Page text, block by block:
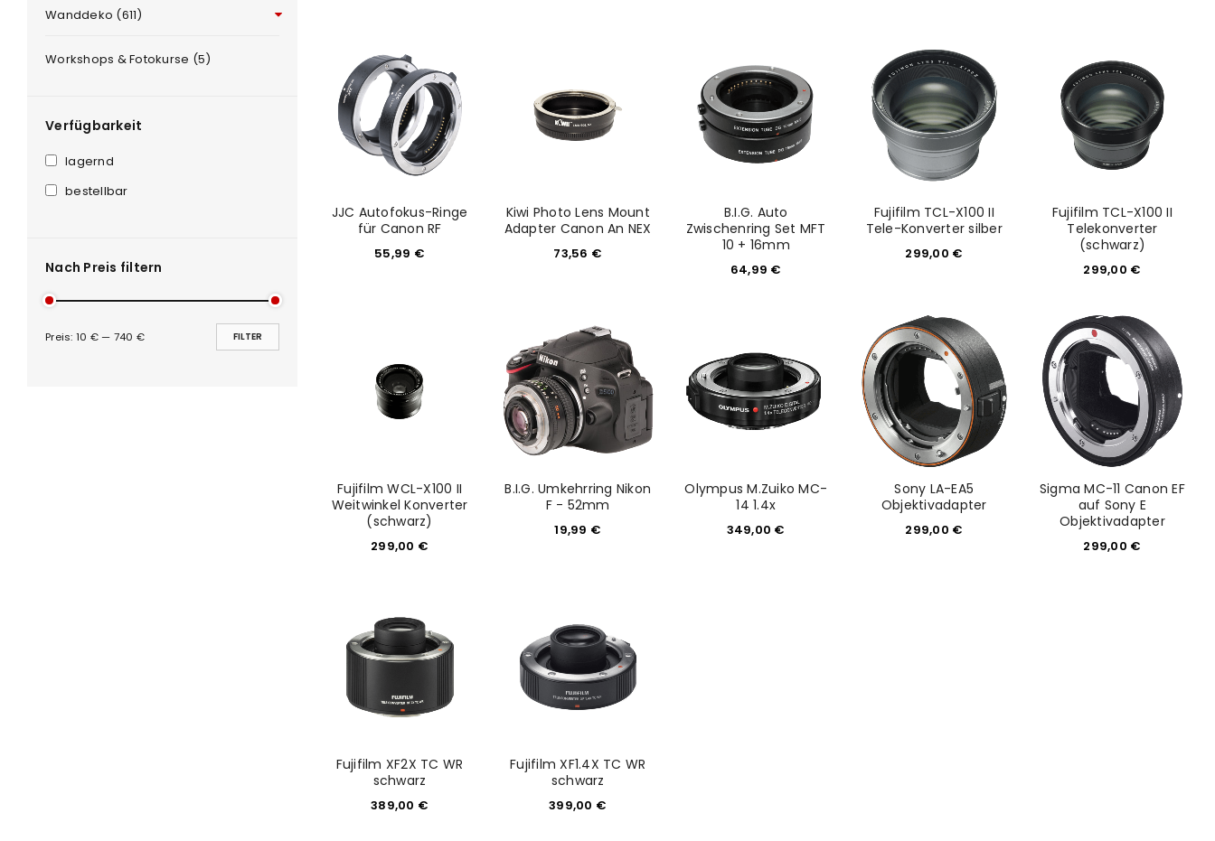
Anmeldeformular geschützt durch
WP Captcha
Angemeldet bleiben
NEWSLETTER ABONNIEREN
Please select all the ways you would like to hear from us
Ich stimme zu
Datenschutzerklärung. *
REGISTRIEREN
Wanddeko (611)
Workshops & Fotokurse (5)
Verfügbarkeit
lagernd
bestellbar
Nach Preis filtern
FILTER
Preis: 10 €— 740 €
JJC Autofokus-Ringe
für Canon RF
55,99 €
Kiwi Photo Lens Mount
Adapter Canon An NEX
73,56 €
B.I.G. Auto
Zwischenring Set MFT
10 + 16mm
64,99 €
Fujifilm TCL-X100 II
Tele-Konverter silber
299,00 €
Fujifilm TCL-X100 II
Telekonverter
(schwarz)
299,00 €
Fujifilm WCL-X100 II
Weitwinkel Konverter
(schwarz)
299,00 €
B.I.G. Umkehrring Nikon
F - 52mm
19,99 €
Olympus M.Zuiko MC-
14 1.4x
349,00 €
Sony LA-EA5
Objektivadapter
299,00 €
Sigma MC-11 Canon EF
auf Sony E
Objektivadapter
299,00 €
Fujifilm XF2X TC WR
schwarz
389,00 €
Fujifilm XF1.4X TC WR
schwarz
399,00 €